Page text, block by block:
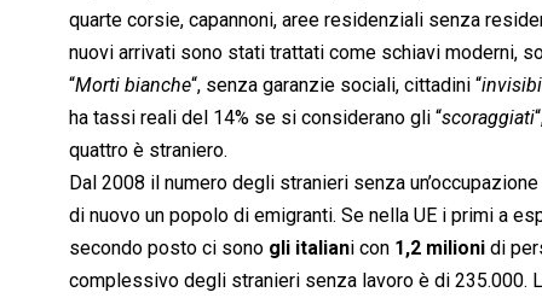
quarte corsie, capannoni, aree residenziali senza
nuovi arrivati sono stati trattati come schiavi moderni,
“Morti bianche“, senza garanzie sociali, cittadini “
ha tassi reali del 14% se si considerano gli “scoraggiati
quattro è straniero.
Dal 2008 il numero degli stranieri senza
di nuovo un popolo di emigranti. Se nella UE i primi a
secondo posto ci sono gli italiani con 1,2 milioni di
complessivo degli stranieri senza lavoro è di 235.000.